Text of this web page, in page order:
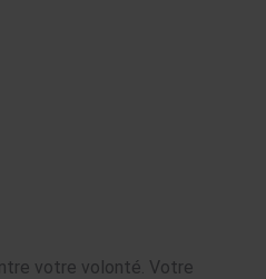
votre volonté. Votre